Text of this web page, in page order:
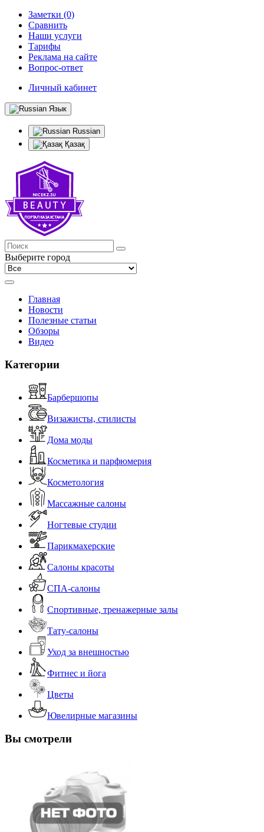
Заметки (0)
Сравнить
Наши услуги
Тарифы
Реклама на сайте
Вопрос-ответ
Личный кабинет
Язык
Russian
Қазақ
Выберите город
Главная
Новости
Полезные статьи
Обзоры
Видео
Категории
Барбершопы
Визажисты, стилисты
Дома моды
Косметика и парфюмерия
Косметология
Массажные салоны
Ногтевые студии
Парикмахерские
Салоны красоты
СПА-салоны
Спортивные, тренажерные залы
Тату-салоны
Уход за внешностью
Фитнес и йога
Цветы
Ювелирные магазины
Вы смотрели